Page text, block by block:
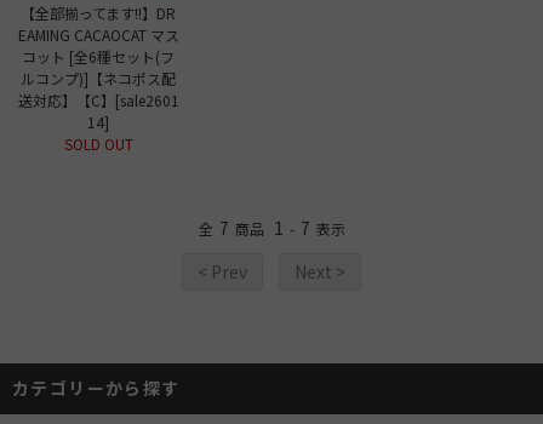
【全部揃ってます!!】DR
EAMING CACAOCAT マス
コット [全6種セット(フ
ルコンプ)]【ネコポス配
送対応】【C】[sale2601
14]
SOLD OUT
全 7 商品 1 - 7 表示
< Prev Next >
カテゴリーから探す